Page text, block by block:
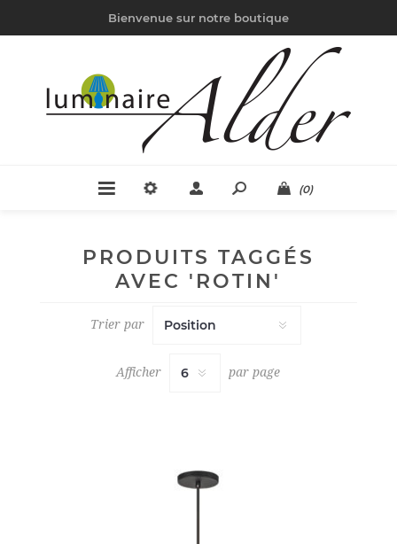
Bienvenue sur notre boutique
(0)
PRODUITS TAGGÉS
AVEC 'ROTIN'
Trier par
Afficher par page